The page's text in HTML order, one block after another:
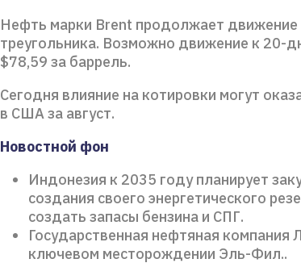
Нефть марки Brent продолжает
треугольника. Возможно движение к 20-
$78,59 за баррель.
Сегодня влияние на котировки могут
в США за август.
Новостной фон
Индонезия к 2035 году планирует
создания своего энергетического
создать запасы бензина и СПГ.
Государственная нефтяная
ключевом месторождении Эль-Фил..